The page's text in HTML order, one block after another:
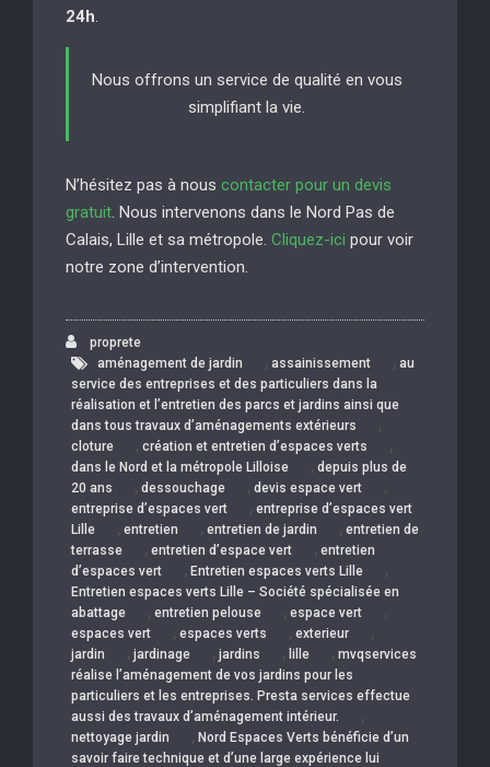
24h.
Nous offrons un service de qualité en vous
simplifiant la vie.
N’hésitez pas à nous contacter pour un devis
gratuit. Nous intervenons dans le Nord Pas de
Calais, Lille et sa métropole. Cliquez-ici pour voir
notre zone d’intervention.
proprete
aménagement de jardin
, assainissement , au
service des entreprises et des particuliers dans la
réalisation et l’entretien des parcs et jardins ainsi que
dans tous travaux d’aménagements extérieurs
,
cloture , création et entretien d’espaces verts ,
dans le Nord et la métropole Lilloise , depuis plus de
20 ans
, dessouchage , devis espace vert ,
entreprise d’espaces vert , entreprise d’espaces vert
Lille
, entretien , entretien de jardin , entretien de
terrasse
, entretien d’espace vert , entretien
d’espaces vert
, Entretien espaces verts Lille ,
Entretien espaces verts Lille – Société spécialisée en
abattage
, entretien pelouse , espace vert ,
espaces vert , espaces verts , exterieur ,
jardin , jardinage , jardins , lille , mvqservices
réalise l’aménagement de vos jardins pour les
particuliers et les entreprises. Presta services effectue
aussi des travaux d’aménagement intérieur.
,
nettoyage jardin , Nord Espaces Verts bénéficie d’un
savoir faire technique et d’une large expérience lui